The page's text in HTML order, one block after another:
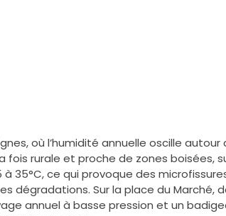
où l’humidité annuelle oscille autour
rurale et proche de zones boisées,
35°C, ce qui provoque des
dégradations. Sur la place du Marché,
annuel à basse pression et un